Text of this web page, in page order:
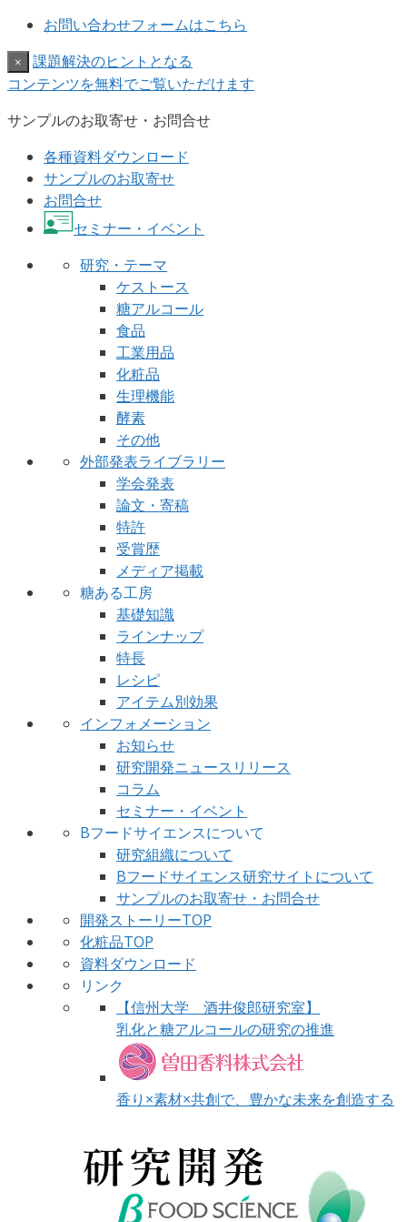
お問い合わせフォームはこちら
×
課題解決のヒントとなる
コンテンツを無料でご覧いただけます
サンプルのお取寄せ・お問合せ
各種資料ダウンロード
サンプルのお取寄せ
お問合せ
セミナー・イベント
研究・テーマ
ケストース
糖アルコール
食品
工業用品
化粧品
生理機能
酵素
その他
外部発表ライブラリー
学会発表
論文・寄稿
特許
受賞歴
メディア掲載
糖ある工房
基礎知識
ラインナップ
特長
レシピ
アイテム別効果
インフォメーション
お知らせ
研究開発ニュースリリース
コラム
セミナー・イベント
Bフードサイエンスについて
研究組織について
Bフードサイエンス研究サイトについて
サンプルのお取寄せ・お問合せ
開発ストーリーTOP
化粧品TOP
資料ダウンロード
リンク
【信州大学 酒井俊郎研究室】
乳化と糖アルコールの研究の推進
香り×素材×共創で、豊かな未来を創造する